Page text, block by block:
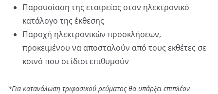
Παρουσίαση της εταιρείας στον ηλεκτρονικό
κατάλογο της έκθεσης
Παροχή ηλεκτρονικών προσκλήσεων,
προκειμένου να αποσταλούν από τους εκθέτες σε
κοινό που οι ίδιοι επιθυμούν
*Για κατανάλωση τριφασικού ρεύματος θα υπάρξει επιπλέον